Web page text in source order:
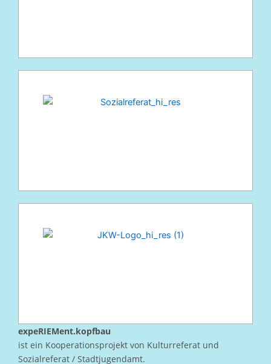
expeRIEMent.kopfbau
ist ein Kooperationsprojekt von Kulturreferat und
Sozialreferat / Stadtjugendamt.